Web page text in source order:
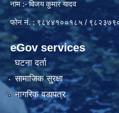
नाम :- विजय कुमार यादव
फोन नं. : ९८४४१००१८५ /
eGov services
घटना दर्ता
सामाजिक सुरक्षा
नागरिक वडापत्र